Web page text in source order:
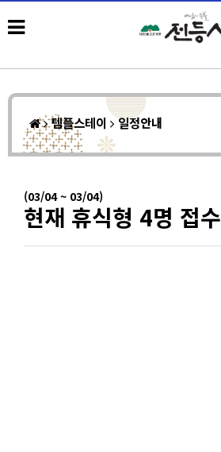
템플스테이 일정안내
(03/04 ~ 03/04)
현재 휴식형 4명 접수